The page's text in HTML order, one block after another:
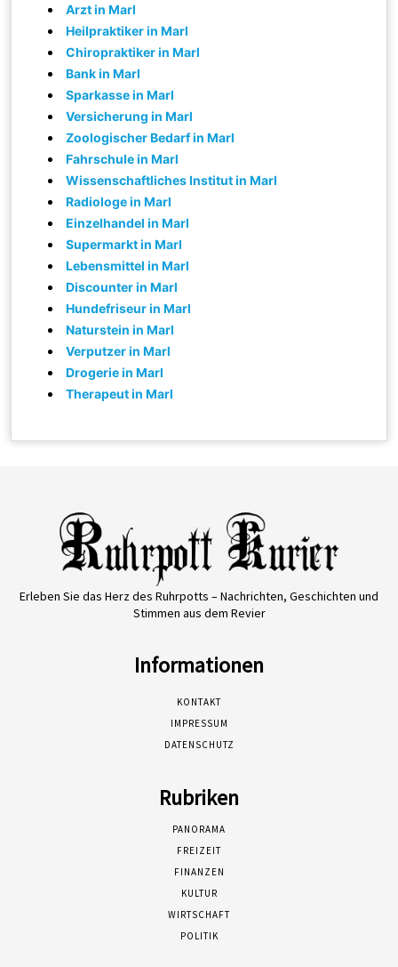
Arzt in Marl
Heilpraktiker in Marl
Chiropraktiker in Marl
Bank in Marl
Sparkasse in Marl
Versicherung in Marl
Zoologischer Bedarf in Marl
Fahrschule in Marl
Wissenschaftliches Institut in Marl
Radiologe in Marl
Einzelhandel in Marl
Supermarkt in Marl
Lebensmittel in Marl
Discounter in Marl
Hundefriseur in Marl
Naturstein in Marl
Verputzer in Marl
Drogerie in Marl
Therapeut in Marl
Erleben Sie das Herz des Ruhrpotts – Nachrichten, Geschichten und
Stimmen aus dem Revier
Informationen
KONTAKT
IMPRESSUM
DATENSCHUTZ
Rubriken
PANORAMA
FREIZEIT
FINANZEN
KULTUR
WIRTSCHAFT
POLITIK